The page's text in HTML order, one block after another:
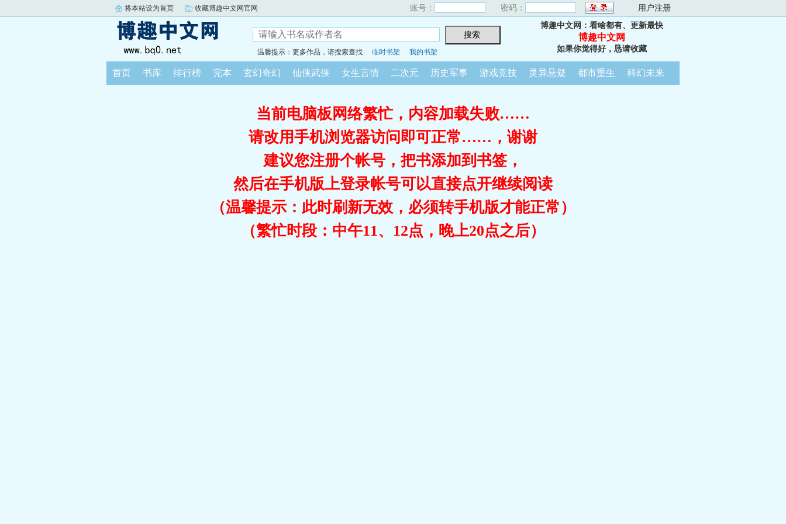
将本站设为首页 收藏博趣中文网官网 账号： 密码： 用户注册
温馨提示：更多作品，请搜索查找 临时书架 我的书架
博趣中文网：看啥都有、更新最快
博趣中文网
如果你觉得好，恳请收藏
首页 书库 排行榜 完本 玄幻奇幻 仙侠武侠 女生言情 二次元 历史军事 游戏竞技 灵异悬疑 都市重生 科幻未来
当前电脑板网络繁忙，内容加载失败……
请改用手机浏览器访问即可正常……，谢谢
建议您注册个帐号，把书添加到书签，
然后在手机版上登录帐号可以直接点开继续阅读
（温馨提示：此时刷新无效，必须转手机版才能正常）
（繁忙时段：中午11、12点，晚上20点之后）